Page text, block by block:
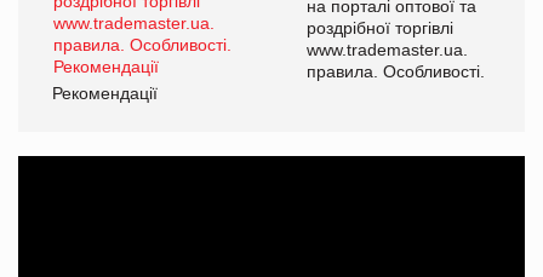
на порталі оптової та
роздрібної торгівлі
www.trademaster.ua.
правила. Особливості.
Рекомендації